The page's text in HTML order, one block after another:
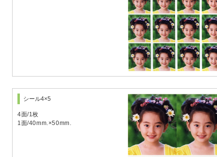
シール4×5
4面/1枚
1面/40mm.×50mm.